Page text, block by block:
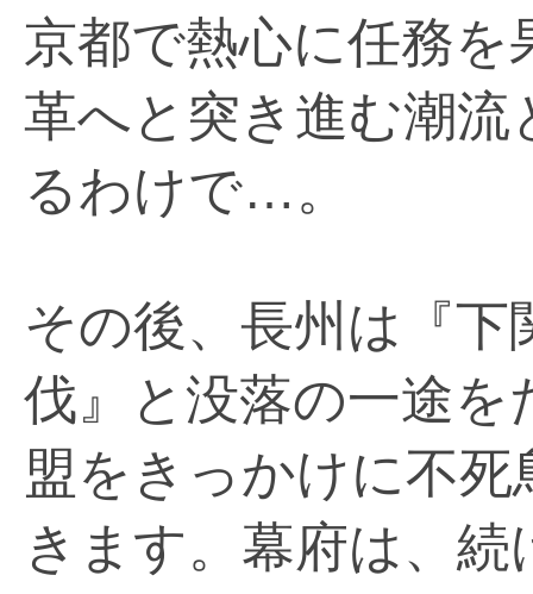
京都で熱心に任務
革へと突き進む潮
るわけで…。
その後、長州は『下
伐』と没落の一途
盟をきっかけに不
きます。幕府は、